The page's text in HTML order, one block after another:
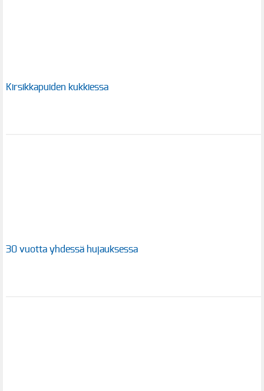
Kirsikkapuiden kukkiessa
30 vuotta yhdessä hujauksessa